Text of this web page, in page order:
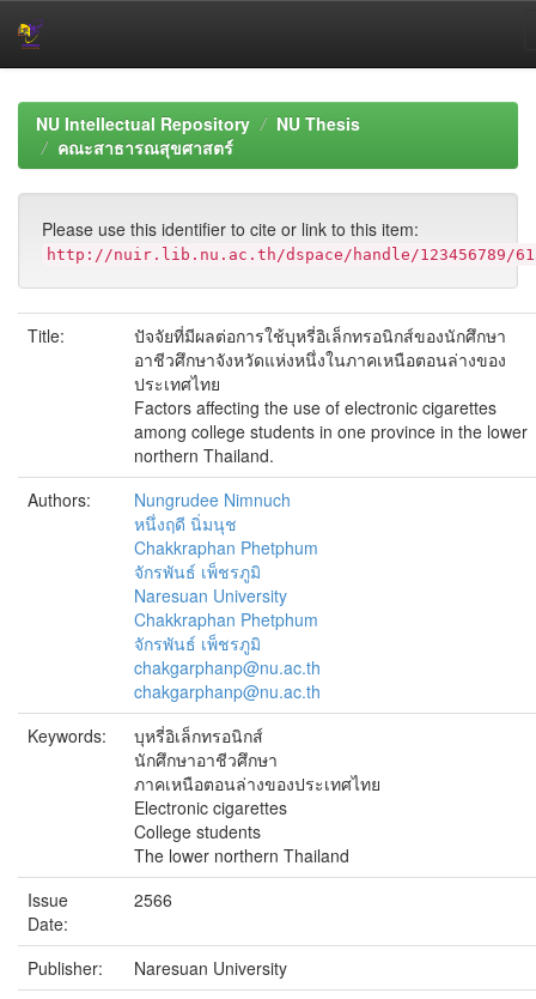
navigationNU Intellectual Repository
NU Thesis
คณะสาธารณสุขศาสตร์
Please use this identifier to cite or link to this item:
http://nuir.lib.nu.ac.th/dspace/handle/123456789/
Title:
ปัจจัยที่มีผลต่อการใช้บุหรี่อิเล็กทรอนิกส์ของนักศึกษา
อาชีวศึกษาจังหวัดแห่งหนึ่งในภาคเหนือตอนล่างของ
ประเทศไทย
Factors affecting the use of electronic cigarettes
among college students in one province in the lower
northern Thailand.
Authors:
Nungrudee Nimnuch
หนึ่งฤดี นิ่มนุช
Chakkraphan Phetphum
จักรพันธ์ เพ็ชรภูมิ
Naresuan University
Chakkraphan Phetphum
จักรพันธ์ เพ็ชรภูมิ
chakgarphanp@nu.ac.th
chakgarphanp@nu.ac.th
Keywords:
บุหรี่อิเล็กทรอนิกส์
นักศึกษาอาชีวศึกษา
ภาคเหนือตอนล่างของประเทศไทย
Electronic cigarettes
College students
The lower northern Thailand
Issue
Date:
2566
Publisher:
Naresuan University